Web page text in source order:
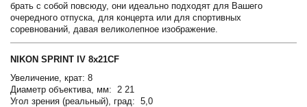
брать с собой повсюду, они идеально подходят для Вашего
очередного отпуска, для концерта или для спортивных
соревнований, давая великолепное изображение.
NIKON SPRINT IV 8x21CF
Увеличение, крат: 8
Диаметр объектива, мм: 2 21
Угол зрения (реальный), град: 5,0